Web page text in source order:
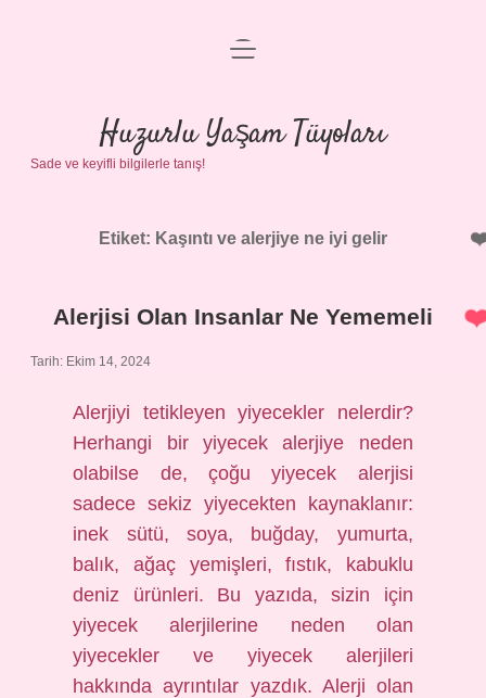
Anasayfa
Gizlilik Politikası
Yasal Uyarı
menüyü
Huzurlu Yaşam Tüyoları
Sade ve keyifli bilgilerle tanış!
Etiket: Kaşıntı ve alerjiye ne iyi gelir
Alerjisi Olan Insanlar Ne Yememeli
Tarih: Ekim 14, 2024
Alerjiyi tetikleyen yiyecekler nelerdir?
Herhangi bir yiyecek alerjiye neden
olabilse de, çoğu yiyecek alerjisi
sadece sekiz yiyecekten kaynaklanır:
inek sütü, soya, buğday, yumurta,
balık, ağaç yemişleri, fıstık, kabuklu
deniz ürünleri. Bu yazıda, sizin için
yiyecek alerjilerine neden olan
yiyecekler ve yiyecek alerjileri
hakkında ayrıntılar yazdık. Alerji olan